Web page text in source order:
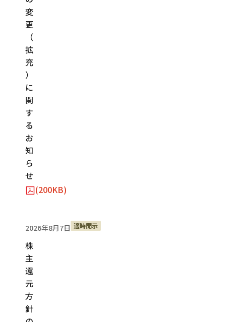
変
更
（
拡
充
）
に
関
す
る
お
知
ら
せ
(200KB)
2026年8月7日 適時開示
株
主
還
元
方
針